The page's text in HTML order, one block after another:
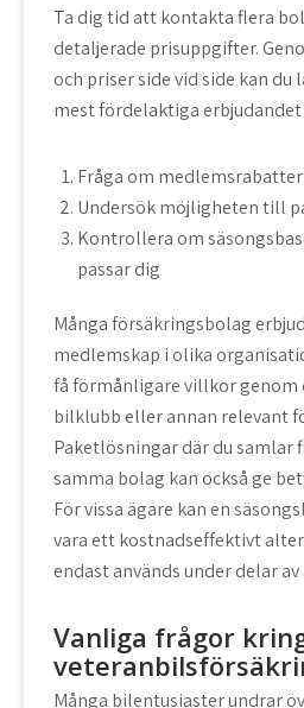
Ta dig tid att kontakta flera
detaljerade prisuppgifter.
och priser side vid side kan
mest fördelaktiga
Fråga om
Undersök möjligheten till
Kontrollera om
passar dig
Många försäkringsbolag
medlemskap i olika
få förmånligare villkor genom
bilklubb eller annan relevant
Paketlösningar där du samlar
samma bolag kan också ge
För vissa ägare kan en
vara ett kostnadseffektivt
endast används under delar av
Vanliga frågor
Många bilentusiaster undrar